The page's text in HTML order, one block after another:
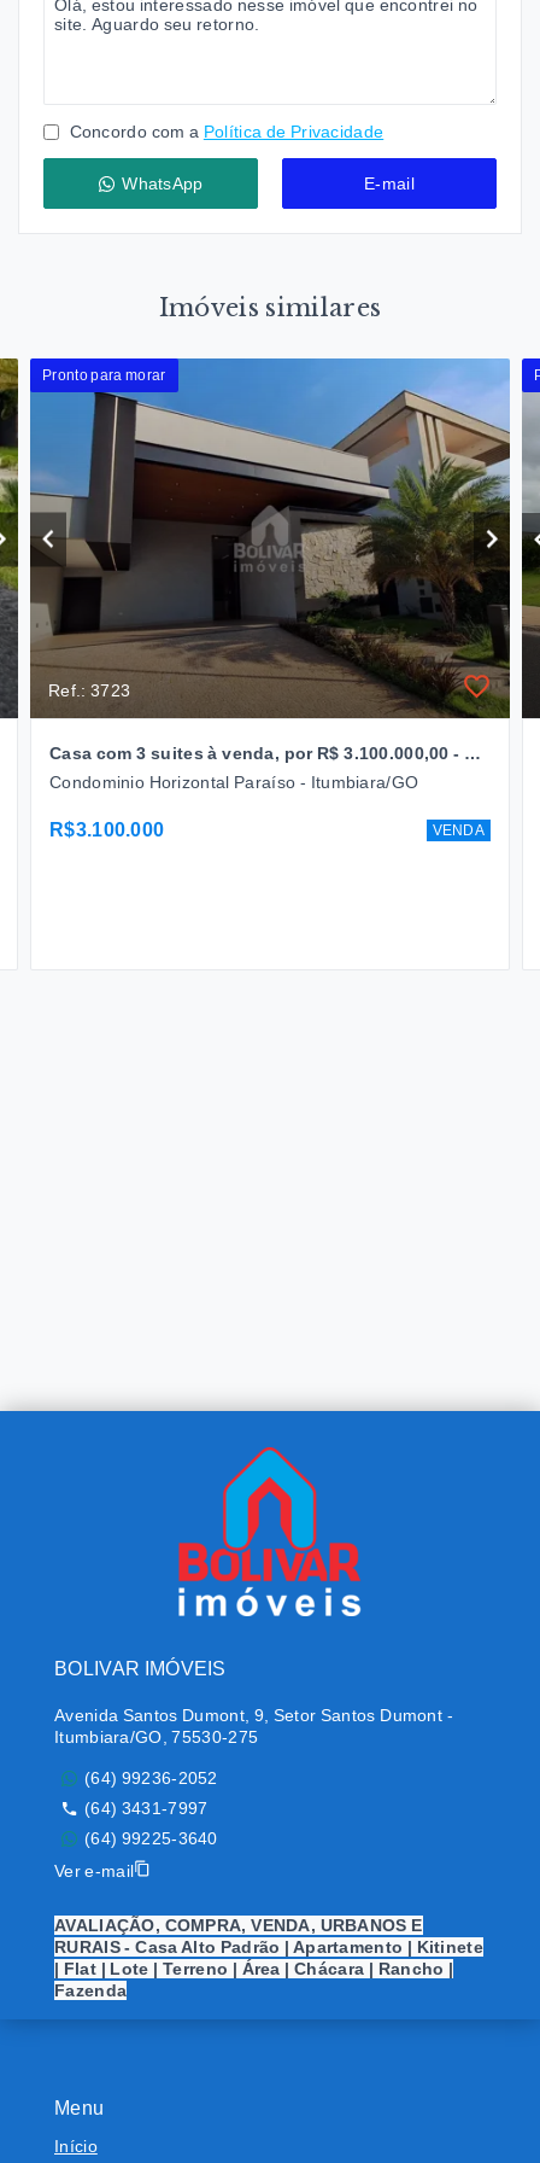
Concordo com a Política de Privacidade
WhatsApp E-mail
Imóveis similares
Pronto para morar
Ref.: 3723
Casa com 3 suites à venda, por R$ 3.100.000,00 - Paraiso- Itumbiara/GO
Condominio Horizontal Paraíso - Itumbiara/GO
R$3.100.000 VENDA
Menu
Início
BOLIVAR IMÓVEIS
Avenida Santos Dumont, 9, Setor Santos Dumont -
Itumbiara/GO, 75530-275
(64) 99236-2052
(64) 3431-7997
(64) 99225-3640
Ver e-mail
AVALIAÇÃO, COMPRA, VENDA, URBANOS E
RURAIS - Casa Alto Padrão | Apartamento | Kitinete
| Flat | Lote | Terreno | Área | Chácara | Rancho |
Fazenda